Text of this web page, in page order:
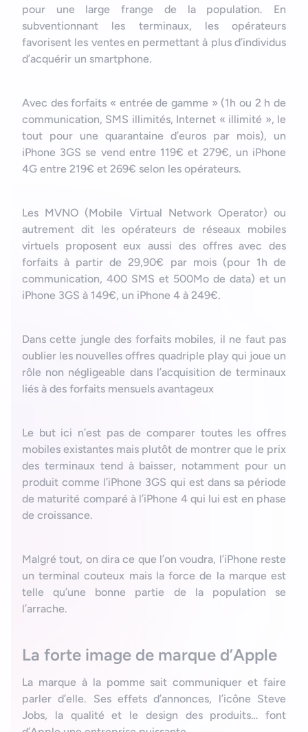
pour une large frange de la population. En
subventionnant les terminaux, les opérateurs
favorisent les ventes en permettant à plus d’individus
d’acquérir un smartphone.
Avec des forfaits « entrée de gamme » (1h ou 2 h de
communication, SMS illimités, Internet « illimité », le
tout pour une quarantaine d’euros par mois), un
iPhone 3GS se vend entre 119€ et 279€, un iPhone
4G entre 219€ et 269€ selon les opérateurs.
Les MVNO (Mobile Virtual Network Operator) ou
autrement dit les opérateurs de réseaux mobiles
virtuels proposent eux aussi des offres avec des
forfaits à partir de 29,90€ par mois (pour 1h de
communication, 400 SMS et 500Mo de data) et un
iPhone 3GS à 149€, un iPhone 4 à 249€.
Dans cette jungle des forfaits mobiles, il ne faut pas
oublier les nouvelles offres quadriple play qui joue un
rôle non négligeable dans l’acquisition de terminaux
liés à des forfaits mensuels avantageux
Le but ici n’est pas de comparer toutes les offres
mobiles existantes mais plutôt de montrer que le prix
des terminaux tend à baisser, notamment pour un
produit comme l’iPhone 3GS qui est dans sa période
de maturité comparé à l’iPhone 4 qui lui est en phase
de croissance.
Malgré tout, on dira ce que l’on voudra, l’iPhone reste
un terminal couteux mais la force de la marque est
telle qu’une bonne partie de la population se
l’arrache.
La forte image de marque d’Apple
La marque à la pomme sait communiquer et faire
parler d’elle. Ses effets d’annonces, l’icône Steve
Jobs, la qualité et le design des produits… font